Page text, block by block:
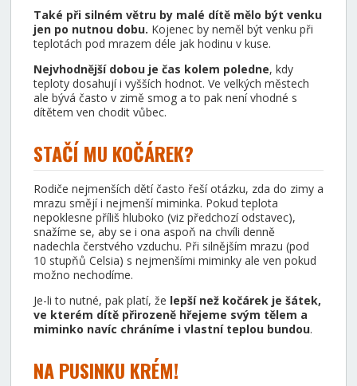
Také při silném větru by malé dítě mělo být venku
jen po nutnou dobu. Kojenec by neměl být venku při
teplotách pod mrazem déle jak hodinu v kuse.
Nejvhodnější dobou je čas kolem poledne, kdy
teploty dosahují i vyšších hodnot. Ve velkých městech
ale bývá často v zimě smog a to pak není vhodné s
dítětem ven chodit vůbec.
STAČÍ MU KOČÁREK?
Rodiče nejmenších dětí často řeší otázku, zda do zimy a
mrazu smějí i nejmenší miminka. Pokud teplota
nepoklesne příliš hluboko (viz předchozí odstavec),
snažíme se, aby se i ona aspoň na chvíli denně
nadechla čerstvého vzduchu. Při silnějším mrazu (pod
10 stupňů Celsia) s nejmenšími miminky ale ven pokud
možno nechodíme.
Je-li to nutné, pak platí, že lepší než kočárek je šátek,
ve kterém dítě přirozeně hřejeme svým tělem a
miminko navíc chráníme i vlastní teplou bundou.
NA PUSINKU KRÉM!